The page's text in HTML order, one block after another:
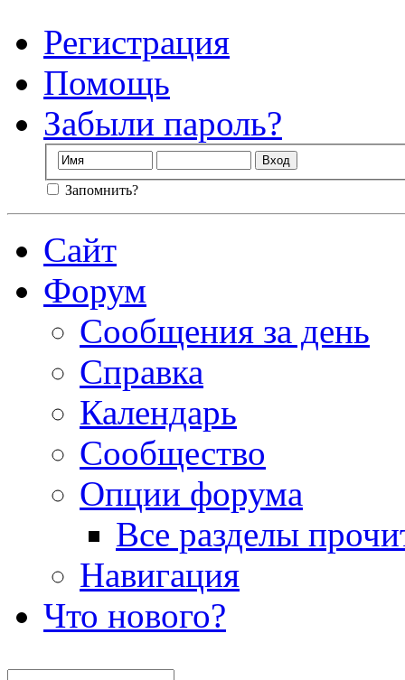
Регистрация
Помощь
Забыли пароль?
Запомнить?
Сайт
Форум
Сообщения за день
Справка
Календарь
Сообщество
Опции форума
Все разделы
Навигация
Что нового?